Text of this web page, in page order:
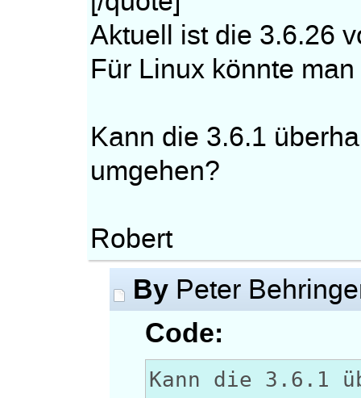
Aktuell ist die 3.6.26
Für Linux könnte
Kann die 3.6.1
umgehen?
Robert
By Peter
Code:
Kann die 3.6.1